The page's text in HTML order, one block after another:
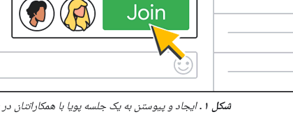
شکل ۱. ایجاد و پیوستن به یک جلسه پویا با